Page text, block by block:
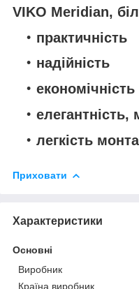
VIKO Meridian,
практичність
надійність
економічність
легкість
Приховати
Характеристики
Основні
Виробник
Країна виробник